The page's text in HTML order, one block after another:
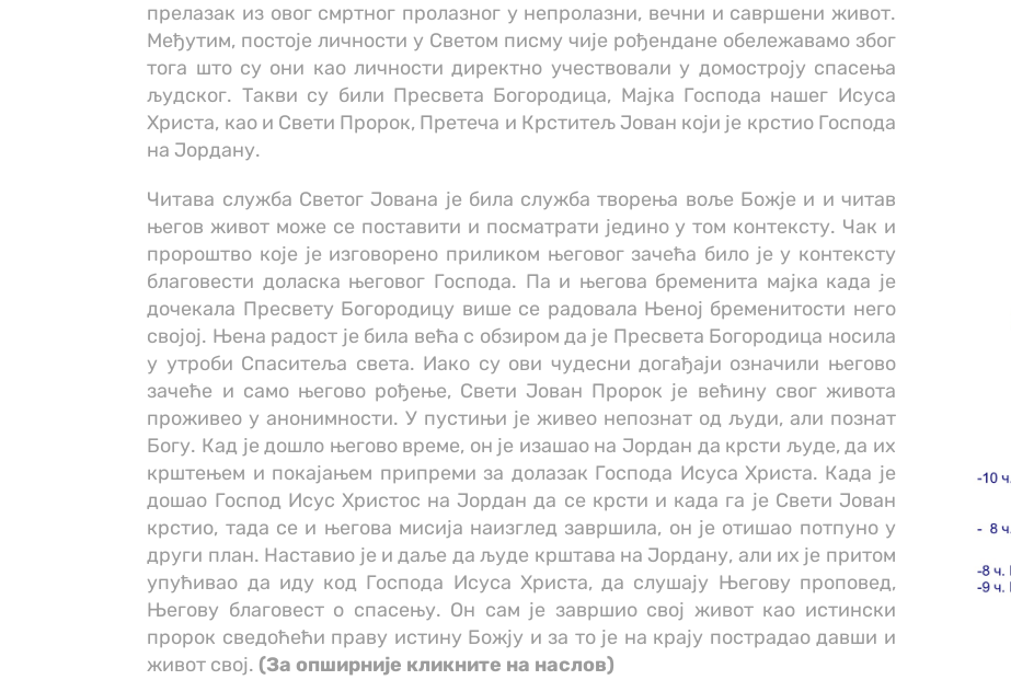
прелазак из овог смртног пролазног у непролазни, вечни и савршени живот.
Међутим, постоје личности у Светом писму чије рођендане обележавамо због
тога што су они као личности директно учествовали у домостроју спасења
људског. Такви су били Пресвета Богородица, Мајка Господа нашег Исуса
Христа, као и Свети Пророк, Претеча и Крститељ Јован који је крстио Господа
на Јордану.
Читава служба Светог Јована је била служба творења воље Божје и и читав
његов живот може се поставити и посматрати једино у том контексту. Чак и
пророштво које је изговорено приликом његовог зачећа било је у контексту
благовести доласка његовог Господа. Па и његова бременита мајка када је
дочекала Пресвету Богородицу више се радовала Њеној бременитости него
својој. Њена радост је била већа с обзиром да је Пресвета Богородица носила
у утроби Спаситеља света. Иако су ови чудесни догађаји означили његово
зачеће и само његово рођење, Свети Јован Пророк је већину свог живота
проживео у анонимности. У пустињи је живео непознат од људи, али познат
Богу. Кад је дошло његово време, он је изашао на Јордан да крсти људе, да их
крштењем и покајањем припреми за долазак Господа Исуса Христа. Када је
дошао Господ Исус Христос на Јордан да се крсти и када га је Свети Јован
крстио, тада се и његова мисија наизглед завршила, он је отишао потпуно у
други план. Наставио је и даље да људе крштава на Јордану, али их је притом
упућивао да иду код Господа Исуса Христа, да слушају Његову проповед,
Његову благовест о спасењу. Он сам је завршио свој живот као истински
пророк сведоћећи праву истину Божју и за то је на крају пострадао давши и
живот свој.(За опширније кликните на наслов)